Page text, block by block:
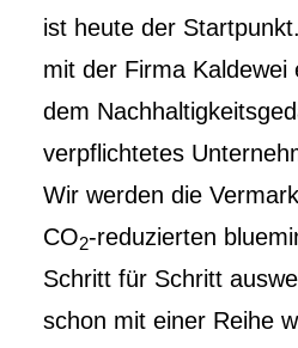
ist heute der
mit der Firma Kaldewei
dem
verpflichtetes
Wir werden die
CO2-reduzierten
Schritt für Schritt
schon mit einer Reihe